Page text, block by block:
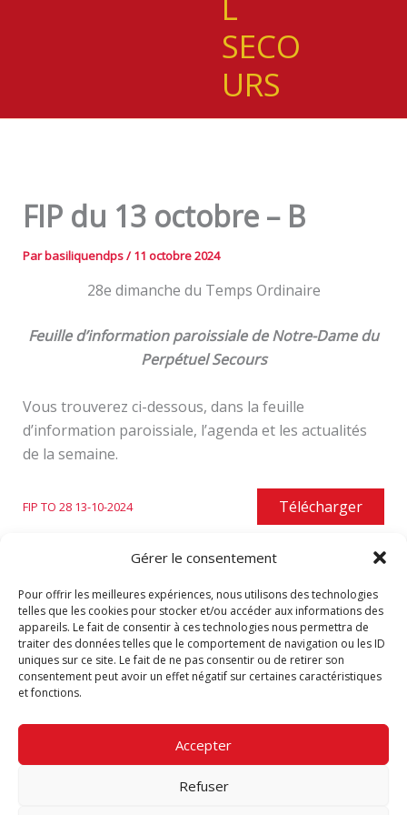
Gérer le consentement
Pour offrir les meilleures expériences, nous utilisons des technologies
telles que les cookies pour stocker et/ou accéder aux informations des
appareils. Le fait de consentir à ces technologies nous permettra de
traiter des données telles que le comportement de navigation ou les ID
uniques sur ce site. Le fait de ne pas consentir ou de retirer son
consentement peut avoir un effet négatif sur certaines caractéristiques
et fonctions.
Accepter
Refuser
SECO
URS
FIP du 13 octobre – B
Parbasiliquendps/ 11 octobre 2024
28e dimanche du Temps Ordinaire
Feuille d’information paroissiale de Notre-Dame du
Perpétuel Secours
Vous trouverez ci-dessous, dans la feuille
d’information paroissiale, l’agenda et les actualités
de la semaine.
FIP TO 28 13-10-2024 Télécharger
Vous pouvez revoir toutes les feuilles d’information
paroissiale de Notre-Dame du Perpétuel Secours:
Archives.